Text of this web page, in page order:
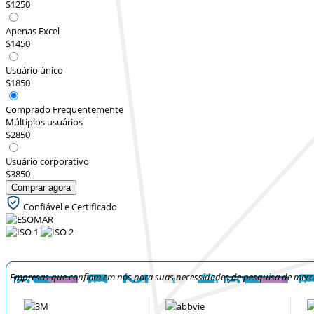
$1250
Apenas Excel
$1450
Usuário único
$1850
Comprado Frequentemente
Múltiplos usuários
$2850
Usuário corporativo
$3850
Comprar agora
Confiável e Certificado
Empresas que confiam em nós para suas necessidades de pesquisa de